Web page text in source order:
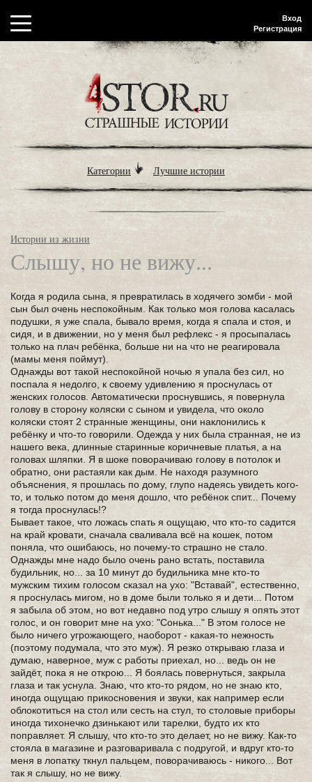
Вход
Регистрация
Категории Лучшие истории
Истории из жизни
Слышу, но не вижу...
Когда я родила сына, я превратилась в ходячего зомби - мой
сын был очень неспокойным. Как только моя голова касалась
подушки, я уже спала, бывало время, когда я спала и стоя, и
сидя, и в движении, но у меня был рефлекс - я просыпалась
только на плач ребёнка, больше ни на что не реагировала
(мамы меня поймут).
Однажды вот такой неспокойной ночью я упала без сил, но
поспала я недолго, к своему удивлению я проснулась от
женских голосов. Автоматически проснувшись, я повернула
голову в сторону коляски с сыном и увидела, что около
коляски стоят 2 странные женщины, они наклонились к
ребёнку и что-то говорили. Одежда у них была странная, не из
нашего века, длинные старинные коричневые платья, а на
головах шляпки. Я в шоке поворачиваю голову в потолок и
обратно, они растаяли как дым. Не находя разумного
объяснения, я прошлась по дому, глупо надеясь увидеть кого-
то, и только потом до меня дошло, что ребёнок спит... Почему
я тогда проснулась!?
Бывает такое, что ложась спать я ощущаю, что кто-то садится
на край кровати, сначала сваливала всё на кошек, потом
поняла, что ошибаюсь, но почему-то страшно не стало.
Однажды мне надо было очень рано встать, поставила
будильник, но... за 10 минут до будильника мне кто-то
мужским тихим голосом сказал на ухо: "Вставай", естественно,
я проснулась мигом, но в доме были только я и дети... Потом
я забыла об этом, но вот недавно под утро слышу я опять этот
голос, и он говорит мне на ухо: "Сонька..." В этом голосе не
было ничего угрожающего, наоборот - какая-то нежность
(поэтому подумала, что это муж). Я резко открываю глаза и
думаю, наверное, муж с работы приехал, но... ведь он не
зайдёт, пока я не открою... Я боялась повернуться, закрыла
глаза и так уснула. Знаю, что кто-то рядом, но не знаю кто,
иногда ощущаю прикосновения и звуки, как например если
облокотиться на стол или сесть на стул, то столовые приборы
иногда тихонечко дзинькают или тарелки, будто их кто
поправляет. Я слышу, что кто-то это делает, но не вижу. Как-то
стояла в магазине и разговаривала с подругой, и вдруг кто-то
меня в лопатку ткнул пальцем, поворачиваюсь - никого... Вот
так я слышу, но не вижу.